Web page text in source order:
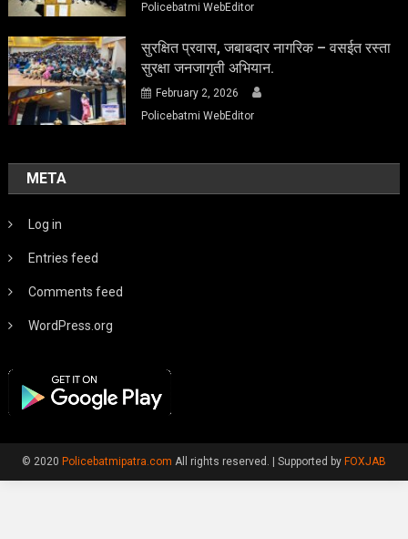
Policebatmi WebEditor
सुरक्षित प्रवास, जबाबदार नागरिक – वसईत रस्ता
सुरक्षा जनजागृती अभियान.
February 2, 2026
Policebatmi WebEditor
META
Log in
Entries feed
Comments feed
WordPress.org
© 2020 Policebatmipatra.com All rights reserved. Supported by FOXJAB